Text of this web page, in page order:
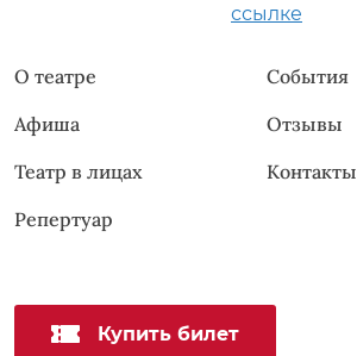
ссылке
О театре
Афиша
Театр в лицах
Репертуар
События
Отзывы
Контакты
Купить билет